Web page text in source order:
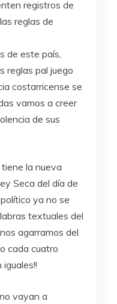
registros de
reglas de
de este país,
reglas pal juego
costarricense se
vamos a creer
de sus
la nueva
Seca del día de
ya no se
textuales del
agarramos del
cada cuatro
vayan a